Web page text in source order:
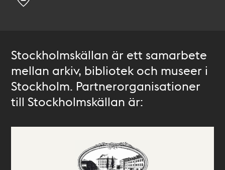
Stockholmskällan är ett samarbete
mellan arkiv, bibliotek och museer i
Stockholm. Partnerorganisationer
till Stockholmskällan är: